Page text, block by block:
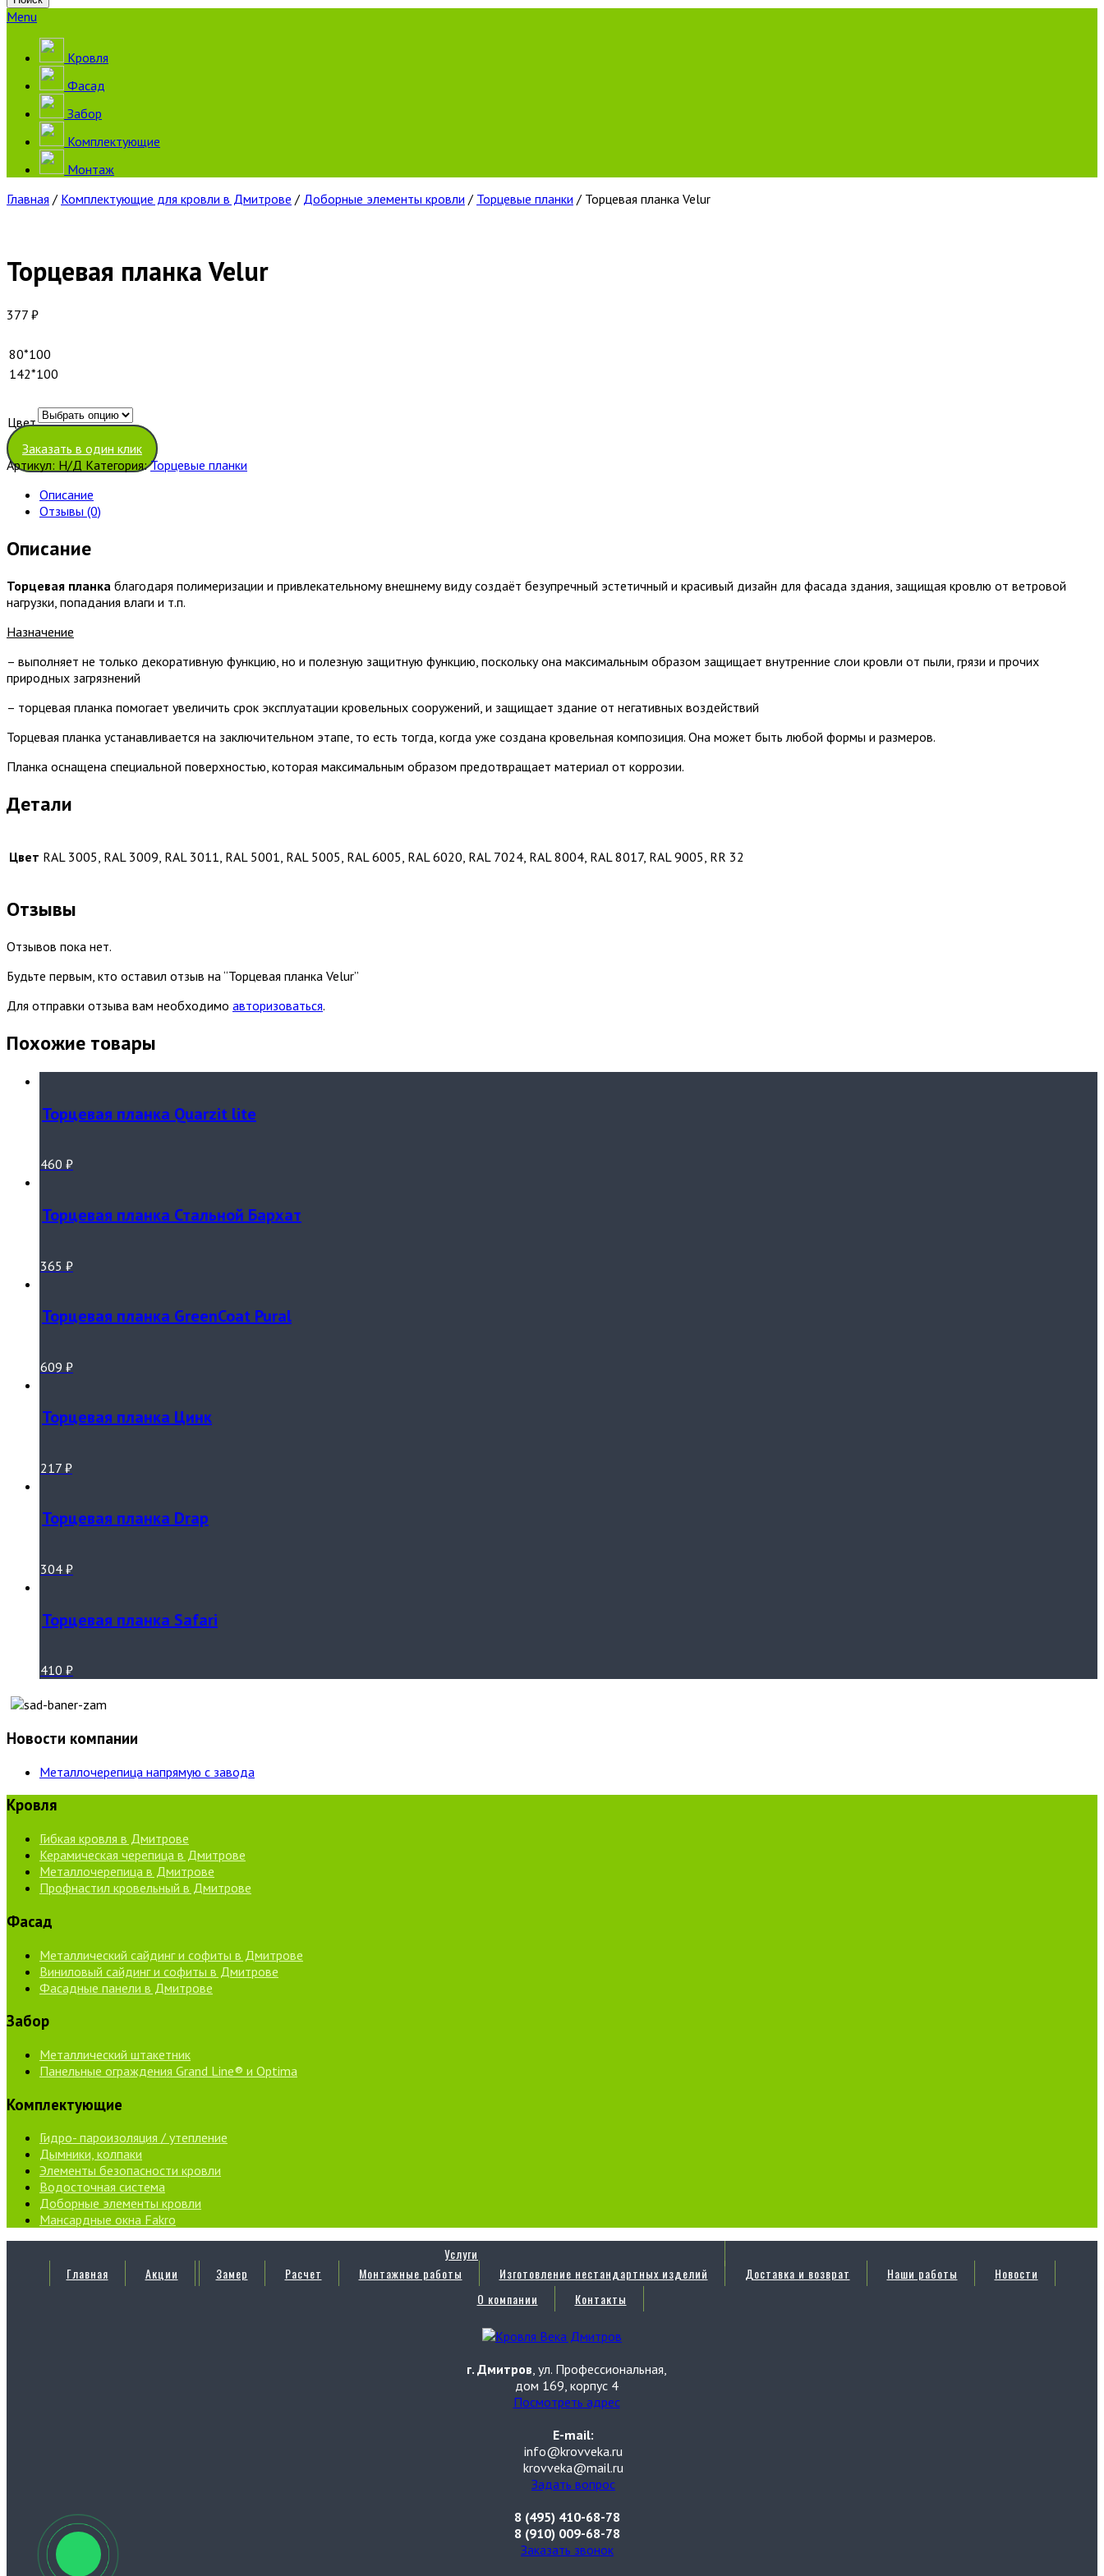
Menu
Кровля
Фасад
Забор
Комплектующие
Монтаж
Главная / Комплектующие для кровли в Дмитрове / Доборные элементы кровли / Торцевые планки / Торцевая планка Velur
Торцевая планка Velur
377 ₽
80*100
142*100
Цвет
Очистить
Заказать в один клик
Артикул: Н/Д Категория:Торцевые планки
Описание
Отзывы (0)
Описание
Торцевая планка благодаря полимеризации и привлекательному внешнему виду создаёт безупречный эстетичный и красивый дизайн для фасада здания, защищая кровлю от ветровой
нагрузки, попадания влаги и т.п.
Назначение
– выполняет не только декоративную функцию, но и полезную защитную функцию, поскольку она максимальным образом защищает внутренние слои кровли от пыли, грязи и прочих
природных загрязнений
– торцевая планка помогает увеличить срок эксплуатации кровельных сооружений, и защищает здание от негативных воздействий
Торцевая планка устанавливается на заключительном этапе, то есть тогда, когда уже создана кровельная композиция. Она может быть любой формы и размеров.
Планка оснащена специальной поверхностью, которая максимальным образом предотвращает материал от коррозии.
Детали
Цвет RAL 3005, RAL 3009, RAL 3011, RAL 5001, RAL 5005, RAL 6005, RAL 6020, RAL 7024, RAL 8004, RAL 8017, RAL 9005, RR 32
Отзывы
Отзывов пока нет.
Будьте первым, кто оставил отзыв на “Торцевая планка Velur”
Для отправки отзыва вам необходимо авторизоваться.
Похожие товары
Торцевая планка Quarzit lite
460 ₽
Торцевая планка Стальной Бархат
365 ₽
Торцевая планка GreenCoat Pural
609 ₽
Торцевая планка Цинк
217 ₽
Торцевая планка Drap
304 ₽
Торцевая планка Safari
410 ₽
Новости компании
Металлочерепица напрямую с завода
Кровля
Гибкая кровля в Дмитрове
Керамическая черепица в Дмитрове
Металлочерепица в Дмитрове
Профнастил кровельный в Дмитрове
Фасад
Металлический сайдинг и софиты в Дмитрове
Виниловый сайдинг и софиты в Дмитрове
Фасадные панели в Дмитрове
Забор
Металлический штакетник
Панельные ограждения Grand Line® и Optima
Комплектующие
Гидро- пароизоляция / утепление
Дымники, колпаки
Элементы безопасности кровли
Водосточная система
Доборные элементы кровли
Мансардные окна Fakro
Главная Акции
Услуги
Замер
Расчет Монтажные работы Изготовление нестандартных изделий Доставка и возврат Наши работы
Новости
О компании
Контакты
г. Дмитров, ул. Профессиональная,
дом 169, корпус 4
Посмотреть адрес
E-mail:
info@krovveka.ru
krovveka@mail.ru
Задать вопрос
8 (495) 410-68-78
8 (910) 009-68-78
Заказать звонок